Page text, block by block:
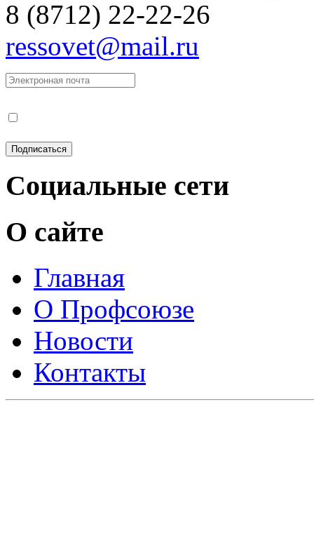
8 (8712) 22-22-26
ressovet@mail.ru
Социальные сети
О сайте
Главная
О Профсоюзе
Новости
Контакты